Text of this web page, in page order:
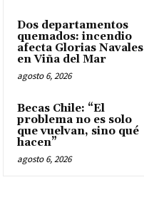
Dos departamentos
quemados: incendio
afecta Glorias Navales
en Viña del Mar
agosto 6, 2026
Becas Chile: “El
problema no es solo
que vuelvan, sino qué
hacen”
agosto 6, 2026